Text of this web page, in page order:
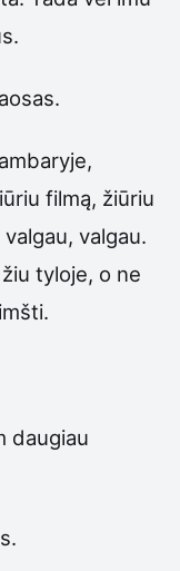
filmą, žiūriu
valgau.
tyloje, o ne
daugiau